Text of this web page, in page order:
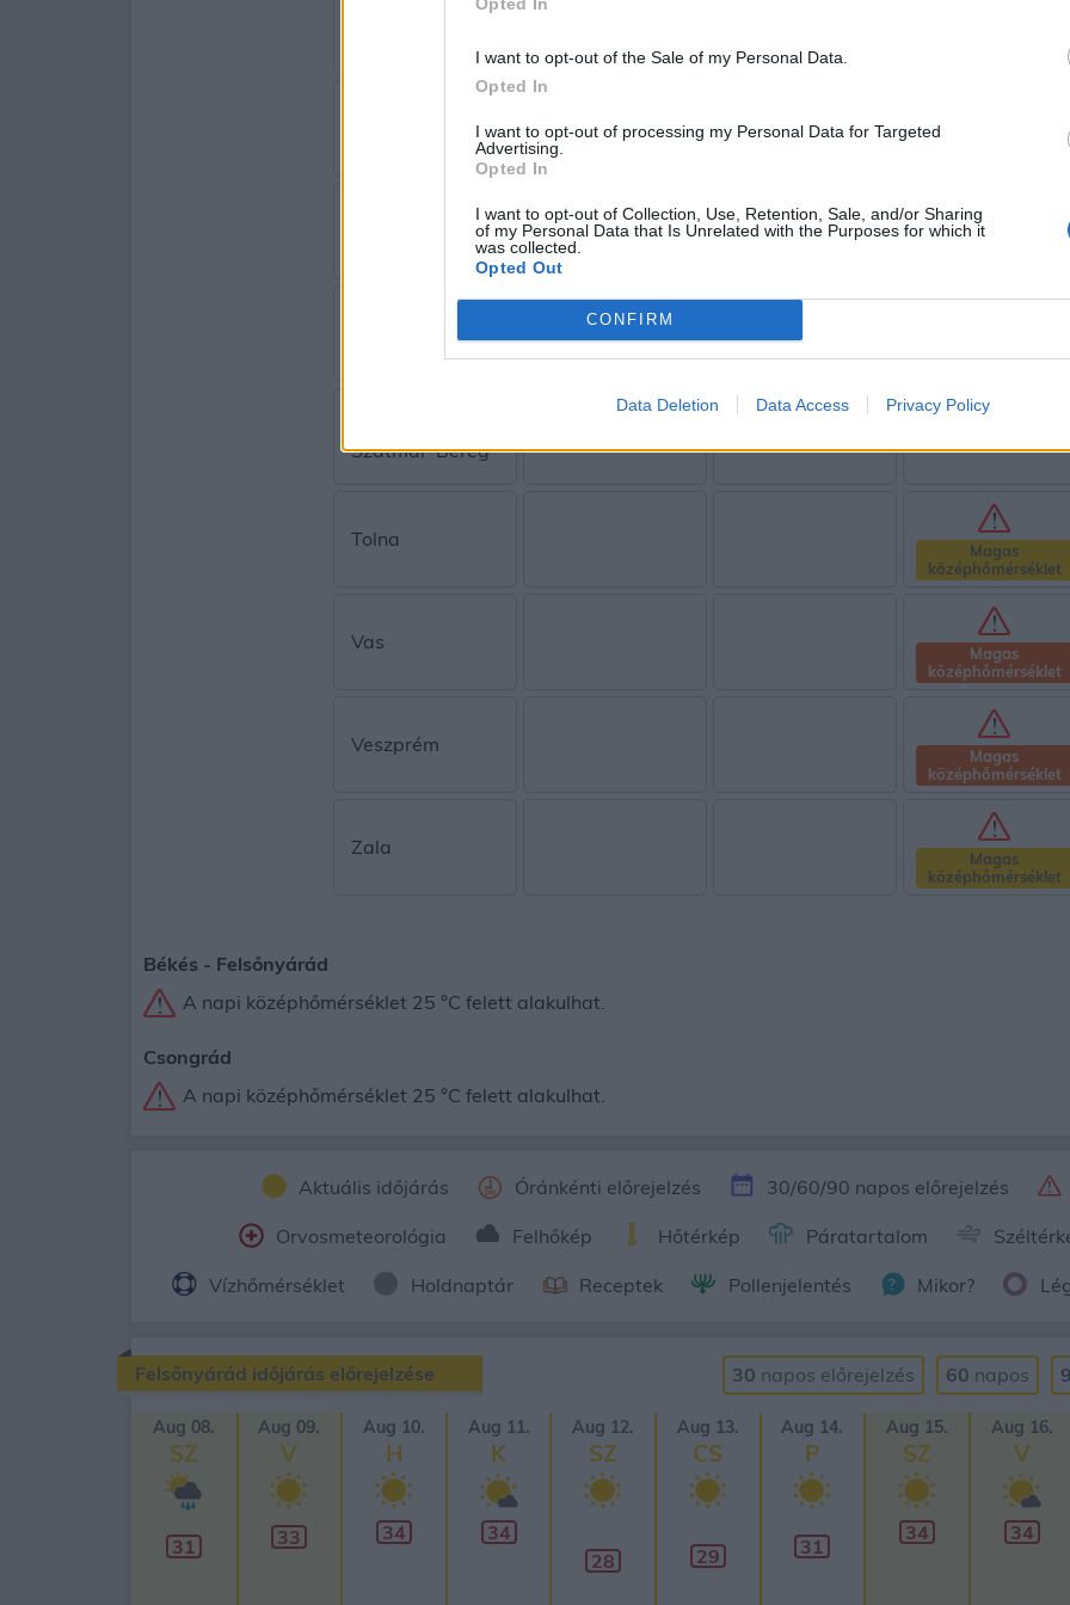
I want to opt-out of the Sale of my Personal Data.
Opted In
I want to opt-out of processing my Personal Data for Targeted
Advertising.
Opted In
I want to opt-out of Collection, Use, Retention, Sale, and/or Sharing
of my Personal Data that Is Unrelated with the Purposes for which it
was collected.
Opted Out
CONFIRM
Data Deletion Data Access Privacy Policy
Magas
középhőmérséklet
Szatmár-Bereg
Tolna
Magas
középhőmérséklet
Vas
Magas
középhőmérséklet
Veszprém
Magas
középhőmérséklet
Zala
Magas
középhőmérséklet
Békés - Felsőnyárád
A napi középhőmérséklet 25 °C felett alakulhat.
Csongrád
A napi középhőmérséklet 25 °C felett alakulhat.
Aktuális időjárás Óránkénti előrejelzés 30/60/90 napos előrejelzés
Orvosmeteorológia Felhőkép Hőtérkép Páratartalom
Vízhőmérséklet Holdnaptár Receptek Pollenjelentés Mikor?
Felsőnyárád időjárás előrejelzése 30 napos előrejelzés 60 napos
Aug 08.
SZ
31
Aug 09.
V
33
Aug 10.
H
34
Aug 11.
K
34
Aug 12.
SZ
28
Aug 13.
CS
29
Aug 14.
P
31
Aug 15.
SZ
34
Aug 16.
V
34